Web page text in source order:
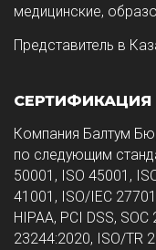
медицинские,
Представитель в
СЕРТИФИКАЦИЯ
Компания Балтум
по следующим
50001, ISO 45001,
41001, ISO/IEC
HIPAA, PCI DSS,
23244:2020, ISO/TR